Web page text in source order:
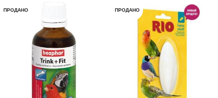
ПРОДАНО ПРОДАНО